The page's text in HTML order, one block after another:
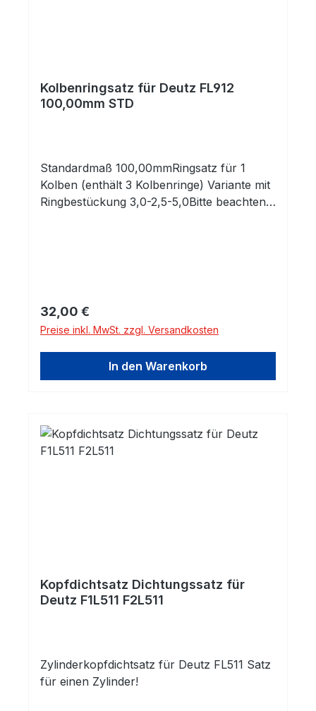
Kolbenringsatz für Deutz FL912
100,00mm STD
Standardmaß 100,00mmRingsatz für 1
Kolben (enthält 3 Kolbenringe) Variante mit
Ringbestückung 3,0-2,5-5,0Bitte beachten
Regulärer Preis:
32,00 €
Preise inkl. MwSt. zzgl. Versandkosten
In den Warenkorb
Kopfdichtsatz Dichtungssatz für
Deutz F1L511 F2L511
Zylinderkopfdichtsatz für Deutz FL511 Satz
für einen Zylinder!